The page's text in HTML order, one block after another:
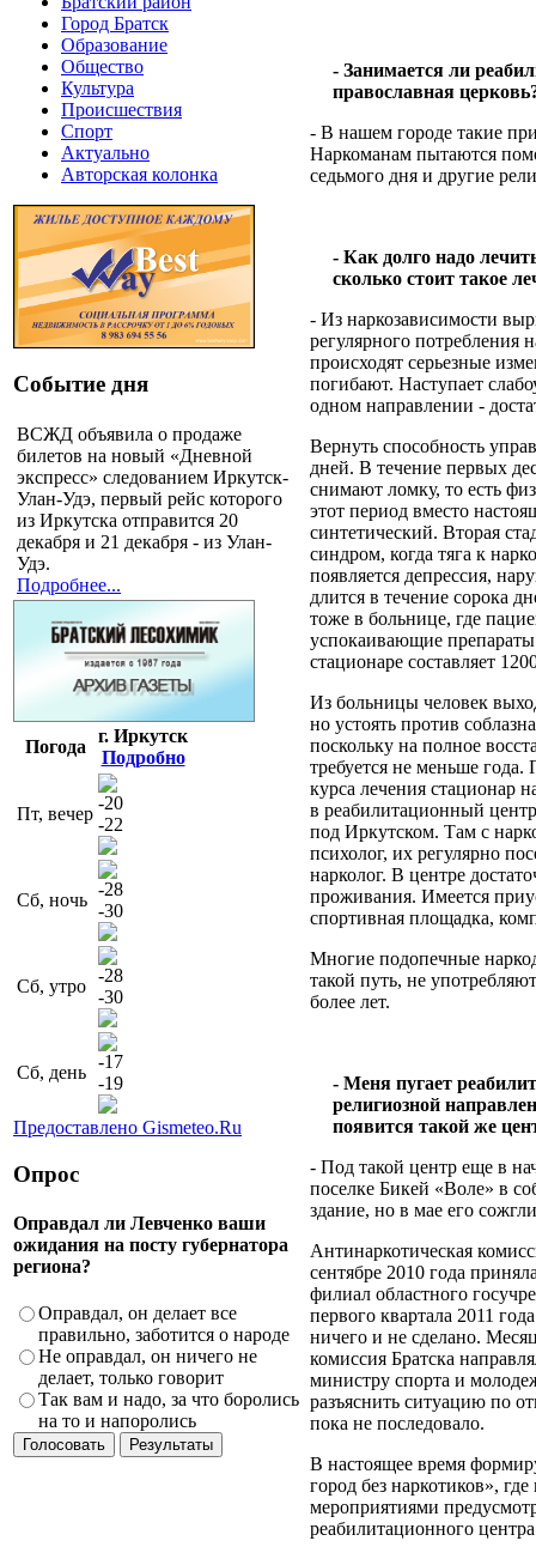
Город Братск
Образование
Общество
Культура
Происшествия
Спорт
Актуально
Авторская колонка
Событие дня
ВСЖД объявила о продаже
билетов на новый «Дневной
экспресс» следованием Иркутск-
Улан-Удэ, первый рейс которого
из Иркутска отправится 20
декабря и 21 декабря - из Улан-
Удэ.
Подробнее...
Погода
г. Иркутск
Подробно
Пт, вечер
-20
-22
Сб, ночь
-28
-30
Сб, утро
-28
-30
Сб, день
-17
-19
Предоставлено Gismeteo.Ru
Опрос
Оправдал ли Левченко ваши
ожидания на посту губернатора
региона?
Оправдал, он делает все
правильно, заботится о народе
Не оправдал, он ничего не
делает, только говорит
Так вам и надо, за что боролись
на то и напоролись
- Занимается ли
православная
- В нашем городе такие
Наркоманам пытаются
седьмого дня и другие
- Как долго надо
сколько стоит такое
- Из наркозависимости
регулярного потребления
происходят серьезные
погибают. Наступает
одном направлении -
Вернуть способность
дней. В течение первых
снимают ломку, то есть
этот период вместо
синтетический. Вторая
синдром, когда тяга к
появляется депрессия,
длится в течение сорока
тоже в больнице, где
успокаивающие
стационаре составляет
Из больницы человек
но устоять против
поскольку на полное
требуется не меньше
курса лечения стационар
в реабилитационный
под Иркутском. Там с
психолог, их регулярно
нарколог. В центре
проживания. Имеется
спортивная площадка,
Многие подопечные
такой путь, не
более лет.
- Меня пугает
религиозной
появится такой же
- Под такой центр еще в
поселке Бикей «Воле» в
здание, но в мае его
Антинаркотическая
сентябре 2010 года
филиал областного
первого квартала 2011
ничего и не сделано.
комиссия Братска
министру спорта и
разъяснить ситуацию по
пока не последовало.
В настоящее время
город без наркотиков»,
мероприятиями
реабилитационного